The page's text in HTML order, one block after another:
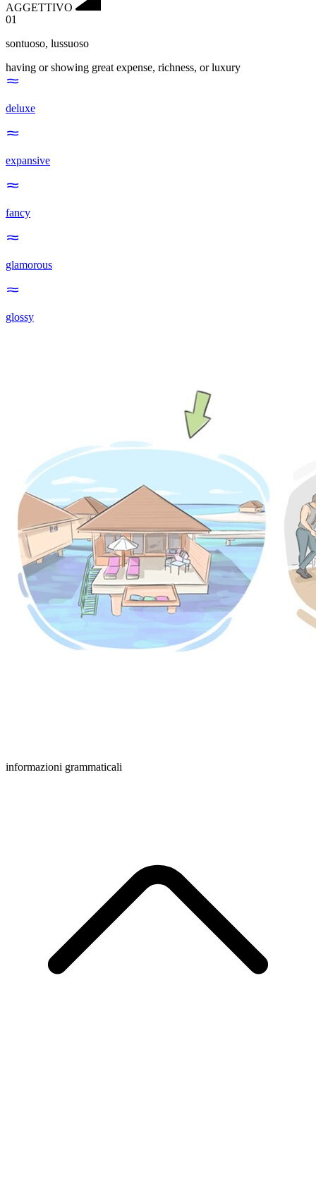
AGGETTIVO
01
sontuoso, lussuoso
having or showing great expense, richness, or luxury
deluxe
expansive
fancy
glamorous
glossy
informazioni grammaticali